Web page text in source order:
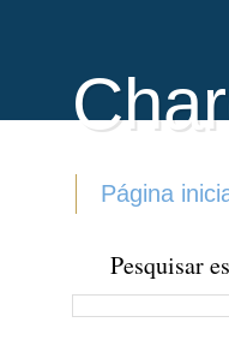
Página
Pesquisar